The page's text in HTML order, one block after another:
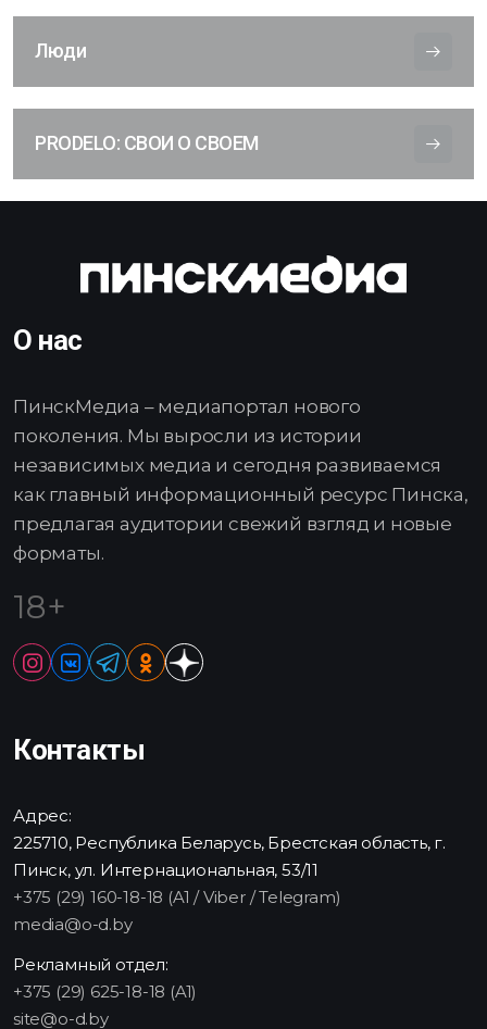
Люди
PRODELO: СВОИ О СВОЕМ
О нас
ПинскМедиа – медиапортал нового
поколения. Мы выросли из истории
независимых медиа и сегодня развиваемся
как главный информационный ресурс Пинска,
предлагая аудитории свежий взгляд и новые
форматы.
18+
Контакты
Адрес:
225710, Республика Беларусь, Брестская область, г.
Пинск, ул. Интернациональная, 53/11
+375 (29) 160-18-18 (A1 / Viber / Telegram)
media@o-d.by
Рекламный отдел:
+375 (29) 625-18-18 (A1)
site@o-d.by